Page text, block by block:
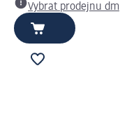
Vybrat prodejnu dm